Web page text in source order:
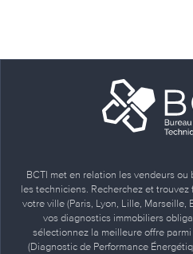
BCTI met en relation les vendeurs
les techniciens. Recherchez et
votre ville (Paris, Lyon, Lille,
vos diagnostics immobiliers
sélectionnez la meilleure offre
(Diagnostic de Performance